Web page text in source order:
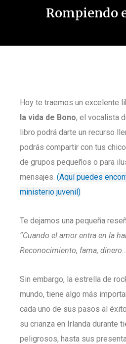
Rompiendo
Hoy te traemos un excelente
la vida de Bono, el vocalista
libro podrá darte un recurso
podrás compartir con tus
de grupos pequeños o para
mensajes. (Aquí puedes
ministerio juvenil)
Te dejamos una pequeña
“Cuando el amor entra en la
Reconocimiento, fama,
Sin embargo, la estrella de
mundo, tiene algo más
cada uno de sus pasos al
su crianza en Irlanda durante
peligrosos, hasta sus